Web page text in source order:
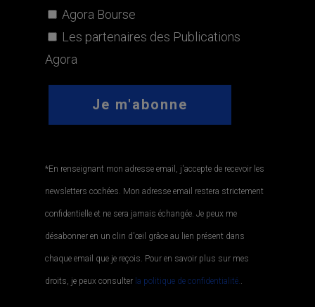
Agora Bourse
Les partenaires des Publications
Agora
*En renseignant mon adresse email, j'accepte de recevoir les
newsletters cochées. Mon adresse email restera strictement
confidentielle et ne sera jamais échangée. Je peux me
désabonner en un clin d'œil grâce au lien présent dans
chaque email que je reçois. Pour en savoir plus sur mes
droits, je peux consulter la politique de confidentialité..